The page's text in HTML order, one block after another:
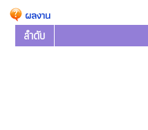
ผลงาน
ลำดับ